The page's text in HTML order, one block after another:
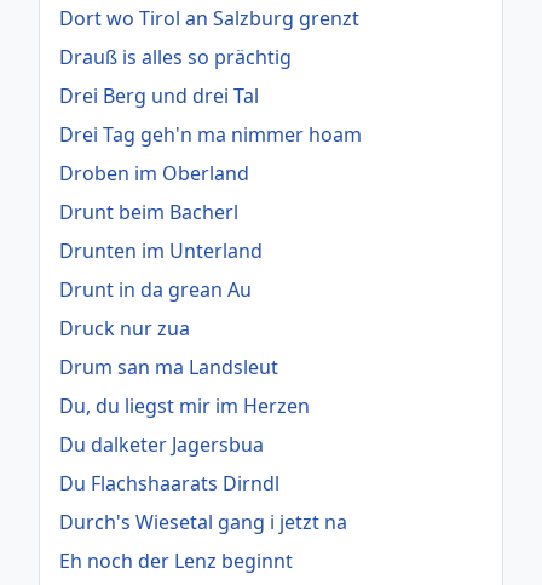
Dort wo Tirol an Salzburg grenzt
Drauß is alles so prächtig
Drei Berg und drei Tal
Drei Tag geh'n ma nimmer hoam
Droben im Oberland
Drunt beim Bacherl
Drunten im Unterland
Drunt in da grean Au
Druck nur zua
Drum san ma Landsleut
Du, du liegst mir im Herzen
Du dalketer Jagersbua
Du Flachshaarats Dirndl
Durch's Wiesetal gang i jetzt na
Eh noch der Lenz beginnt